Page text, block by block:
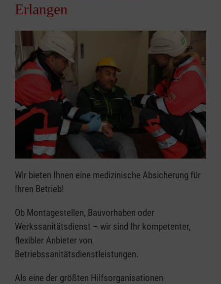
Erlangen
Wir bieten Ihnen eine medizinische Absicherung für
Ihren Betrieb!
Ob Montagestellen, Bauvorhaben oder
Werkssanitätsdienst – wir sind Ihr kompetenter,
flexibler Anbieter von
Betriebssanitätsdienstleistungen.
Als eine der größten Hilfsorganisationen